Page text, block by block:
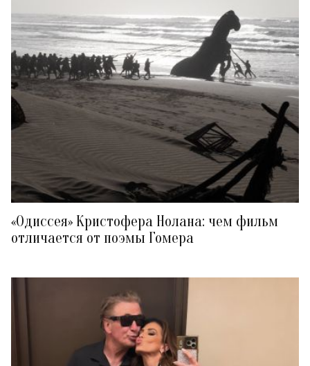
«Одиссея» Кристофера Нолана: чем фильм
отличается от поэмы Гомера